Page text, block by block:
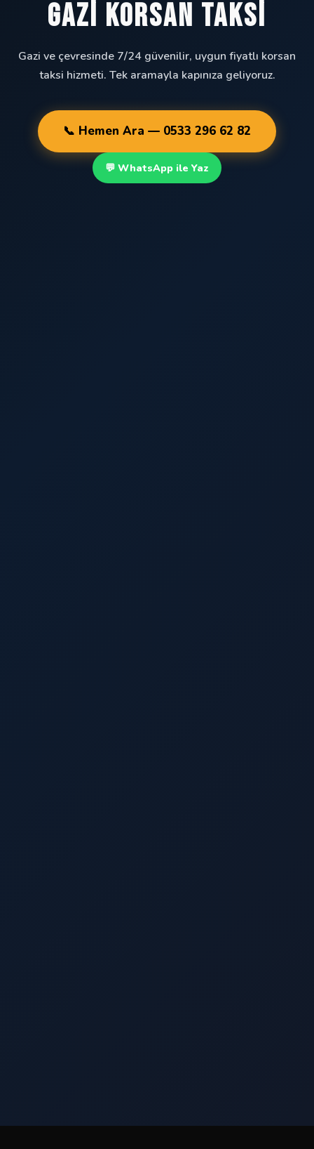
Gazi Korsan Taksi
Gazi ve çevresinde 7/24 güvenilir, uygun fiyatlı korsan
taksi hizmeti. Tek aramayla kapınıza geliyoruz.
📞 Hemen Ara — 0533 296 62 82
💬 WhatsApp ile Yaz